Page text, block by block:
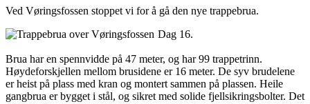
Ved Vøringsfossen stoppet vi for å gå den nye trappebrua.
Dag 16.
Brua har en spennvidde på 47 meter, og har 99 trappetrinn.
Høydeforskjellen mellom brusidene er 16 meter. De syv brudelene
er heist på plass med kran og montert sammen på plassen. Heile
gangbrua er bygget i stål, og sikret med solide fjellsikringsbolter. Det